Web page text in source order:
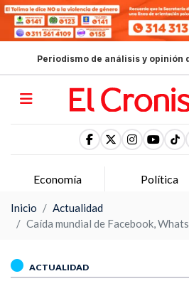
Periodismo de análisis y opinión
Economía Política
Inicio
Actualidad
Caída mundial de Facebook,
ACTUALIDAD